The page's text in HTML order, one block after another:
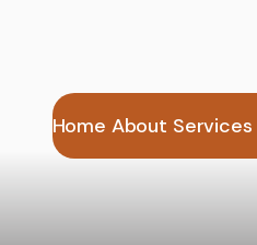
Home About Services